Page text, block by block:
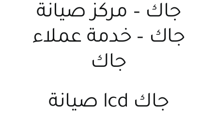
جاك – مركز صيانة
جاك – خدمة عملاء
جاك
جاك lcd صيانة